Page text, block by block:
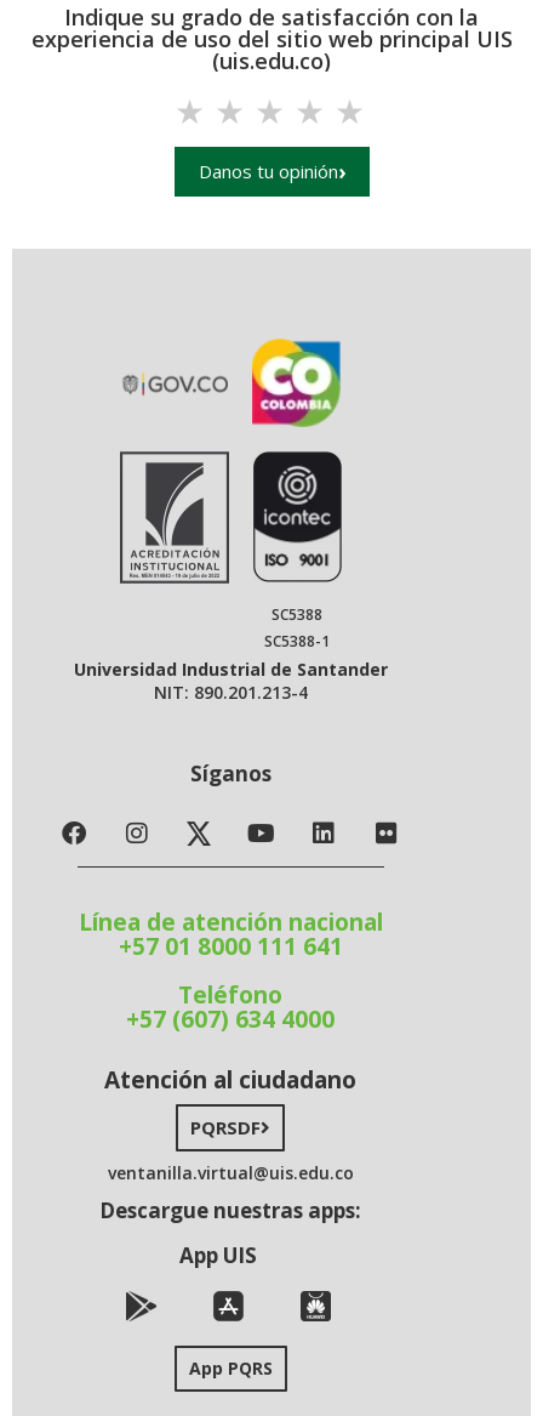
Indique su grado de satisfacción con la
experiencia de uso del sitio web principal UIS
(uis.edu.co)